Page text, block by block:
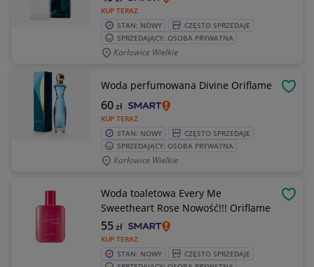
KUP TERAZ
STAN: NOWY
CZĘSTO SPRZEDAJE
SPRZEDAJĄCY: OSOBA PRYWATNA
Karłowice Wielkie
Woda perfumowana Divine Oriflame
KUP TERAZ
60zł
STAN: NOWY
CZĘSTO SPRZEDAJE
SPRZEDAJĄCY: OSOBA PRYWATNA
Karłowice Wielkie
Woda toaletowa Every Me
Sweetheart Rose Nowość!!! Oriflame
KUP TERAZ
55zł
STAN: NOWY
CZĘSTO SPRZEDAJE